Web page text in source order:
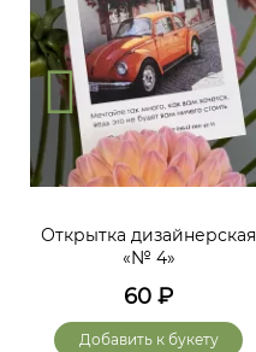
Открытка дизайнерская
«№ 4»
60 ₽
Добавить к букету